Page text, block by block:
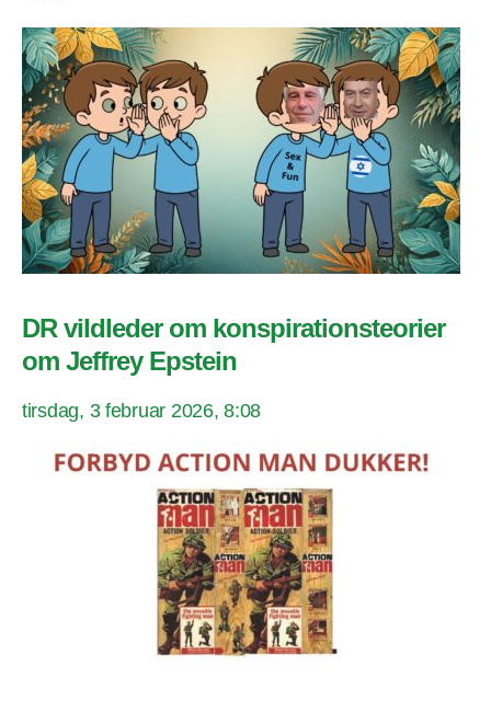
DR vildleder om konspirationsteorier
om Jeffrey Epstein
tirsdag, 3 februar 2026, 8:08